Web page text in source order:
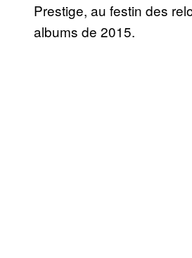
Prestige, au festin des
albums de 2015.